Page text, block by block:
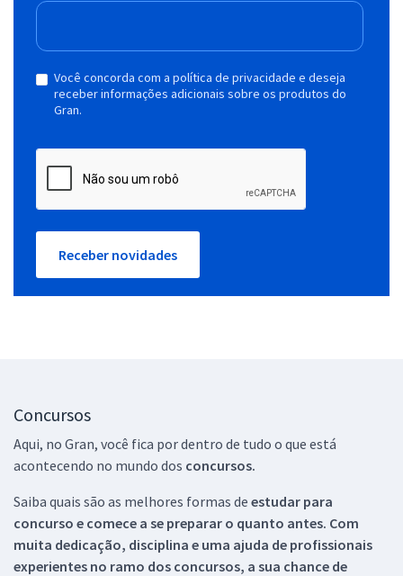
Você concorda com a política de privacidade e deseja
receber informações adicionais sobre os produtos do
Gran.
Receber novidades
Concursos
Aqui, no Gran, você fica por dentro de tudo o que está
acontecendo no mundo dos concursos.
Saiba quais são as melhores formas de estudar para
concurso e comece a se preparar o quanto antes. Com
muita dedicação, disciplina e uma ajuda de profissionais
experientes no ramo dos concursos, a sua chance de